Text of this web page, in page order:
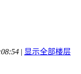
| 显示全部楼层